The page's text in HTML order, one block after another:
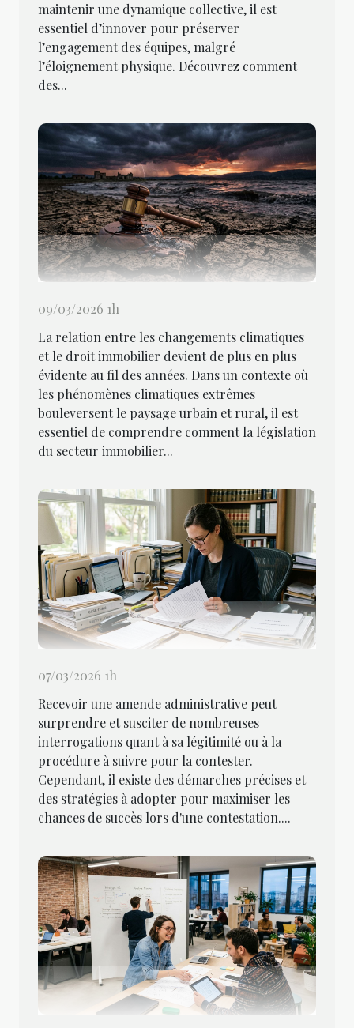
maintenir une dynamique collective, il est
essentiel d’innover pour préserver
l’engagement des équipes, malgré
l’éloignement physique. Découvrez comment
des...
09/03/2026 1h
La relation entre les changements climatiques
et le droit immobilier devient de plus en plus
évidente au fil des années. Dans un contexte où
les phénomènes climatiques extrêmes
bouleversent le paysage urbain et rural, il est
essentiel de comprendre comment la législation
du secteur immobilier...
07/03/2026 1h
Recevoir une amende administrative peut
surprendre et susciter de nombreuses
interrogations quant à sa légitimité ou à la
procédure à suivre pour la contester.
Cependant, il existe des démarches précises et
des stratégies à adopter pour maximiser les
chances de succès lors d'une contestation....